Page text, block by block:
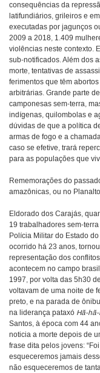
consequências da
latifundiários, grileiros e
executadas por jagunços
2009 a 2018, 1.409
violências neste contexto.
sub-notificados. Além dos
morte, tentativas de
ferimentos que têm
arbitrárias. Grande parte
camponesas sem-terra,
indígenas, quilombolas e
dúvidas de que a política
armas de fogo e a
caso se efetive, trará
para as populações que
Rememorações do
amazônicas, ou no
Eldorado dos Carajás,
19 trabalhadores sem-
Polícia Militar do Estado
ocorrido há 23 anos,
representação dos
acontecem no campo
1997, por volta das 5h30
voltavam de uma noite de
preto, e na parada de
na liderança pataxó Hã-
Santos, à época com 44
noticia a morte depois de
frase dita pelos jovens:
esqueceremos jamais
não esqueceremos de